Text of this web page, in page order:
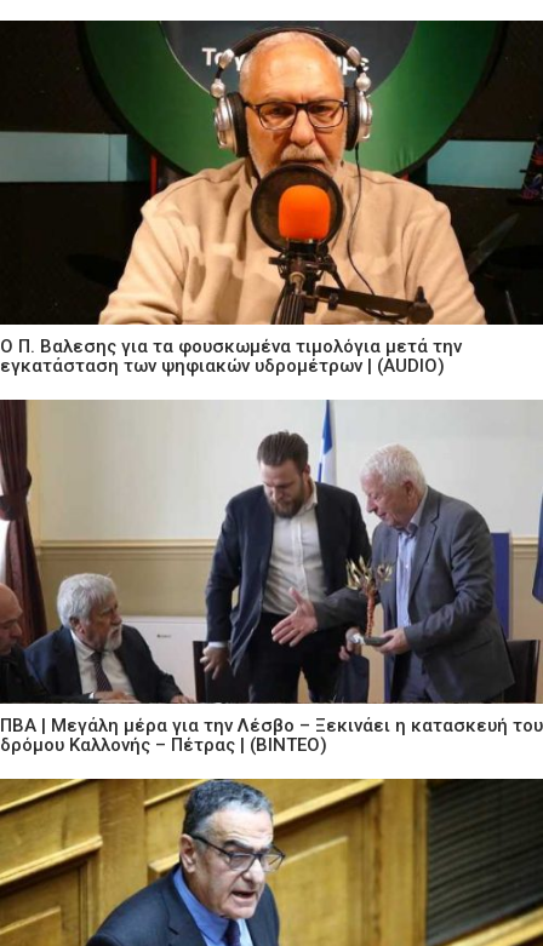
Ο Π. Βαλεσης για τα φουσκωμένα τιμολόγια μετά την
εγκατάσταση των ψηφιακών υδρομέτρων | (AUDIO)
ΠΒΑ | Μεγάλη μέρα για την Λέσβο – Ξεκινάει η κατασκευή του
δρόμου Καλλονής – Πέτρας | (ΒΙΝΤΕΟ)